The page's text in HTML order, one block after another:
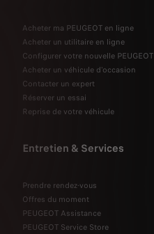
Acheter ma PEUGEOT en ligne
Acheter un utilitaire en ligne
Configurer votre nouvelle PEUGEOT
Acheter un véhicule d'occasion
Contacter un expert
Réserver un essai
Reprise de votre véhicule
Entretien & Services
Prendre rendez-vous
Offres du moment
PEUGEOT Assistance
PEUGEOT Service Store